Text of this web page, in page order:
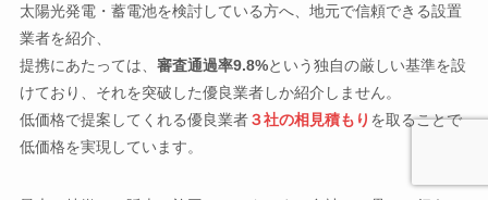
太陽光発電・蓄電池を検討している方へ、地元で信頼できる設置
業者を紹介、
提携にあたっては、 審査通過率9.8%という独自の厳しい基準を設
けており、それを突破した優良業者しか紹介しません。
低価格で提案してくれる優良業者３社の相見積もり を取ることで
低価格を実現しています。